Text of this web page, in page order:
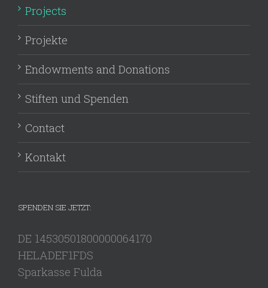
Projects
Projekte
Endowments and Donations
Stiften und Spenden
Contact
Kontakt
SPENDEN SIE JETZT:
DE 14530501800000064170
HELADEF1FDS
Sparkasse Fulda